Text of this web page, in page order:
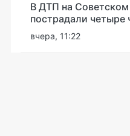
В ДТП на Советском
пострадали четыре
вчера, 11:22